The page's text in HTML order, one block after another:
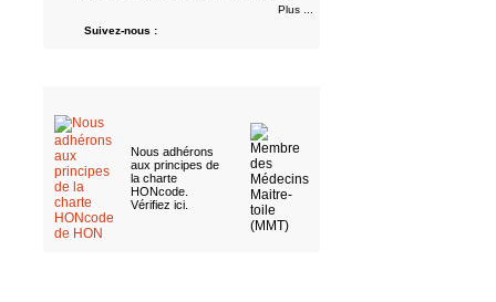
Plus ...
Suivez-nous :
Nous adhérons
aux principes de
la charte
HONcode.
Vérifiez ici.